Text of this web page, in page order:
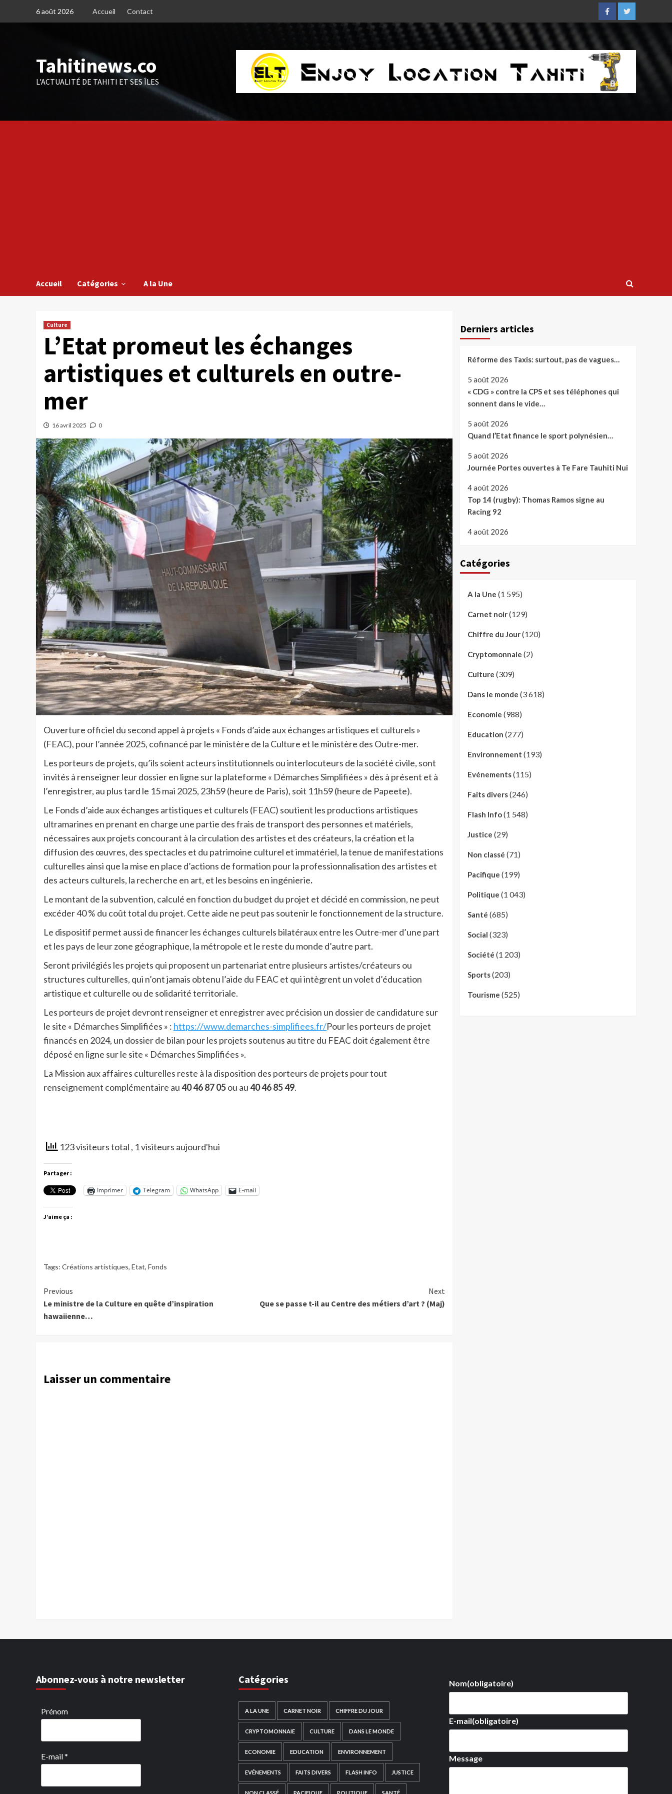
6 août 2026 Accueil Contact
FacebookTwitter
Tahitinews.co
L'ACTUALITÉ DE TAHITI ET SES ÎLES
Accueil Catégories A la Une
Culture
L’Etat promeut les échanges
artistiques et culturels en outre-
mer
16 avril 2025 0
Ouverture officiel du second appel à projets « Fonds d’aide aux échanges artistiques et culturels »
(FEAC), pour l’année 2025, cofinancé par le ministère de la Culture et le ministère des Outre-mer.
Les porteurs de projets, qu’ils soient acteurs institutionnels ou interlocuteurs de la société civile, sont
invités à renseigner leur dossier en ligne sur la plateforme « Démarches Simplifiées » dès à présent et à
l’enregistrer, au plus tard le 15 mai 2025, 23h59 (heure de Paris), soit 11h59 (heure de Papeete).
Le Fonds d’aide aux échanges artistiques et culturels (FEAC) soutient les productions artistiques
ultramarines en prenant en charge une partie des frais de transport des personnes et matériels,
nécessaires aux projets concourant à la circulation des artistes et des créateurs, la création et la
diffusion des œuvres, des spectacles et du patrimoine culturel et immatériel, la tenue de manifestations
culturelles ainsi que la mise en place d’actions de formation pour la professionnalisation des artistes et
des acteurs culturels, la recherche en art, et les besoins en ingénierie.
Le montant de la subvention, calculé en fonction du budget du projet et décidé en commission, ne peut
excéder 40 % du coût total du projet. Cette aide ne peut pas soutenir le fonctionnement de la structure.
Le dispositif permet aussi de financer les échanges culturels bilatéraux entre les Outre-mer d’une part
et les pays de leur zone géographique, la métropole et le reste du monde d’autre part.
Seront privilégiés les projets qui proposent un partenariat entre plusieurs artistes/créateurs ou
structures culturelles, qui n’ont jamais obtenu l’aide du FEAC et qui intègrent un volet d’éducation
artistique et culturelle ou de solidarité territoriale.
Les porteurs de projet devront renseigner et enregistrer avec précision un dossier de candidature sur
le site « Démarches Simplifiées » : https://www.demarches-simplifiees.fr/Pour les porteurs de projet
financés en 2024, un dossier de bilan pour les projets soutenus au titre du FEAC doit également être
déposé en ligne sur le site « Démarches Simplifiées ».
La Mission aux affaires culturelles reste à la disposition des porteurs de projets pour tout
renseignement complémentaire au40 46 87 05ou au40 46 85 49.
123 visiteurs total , 1 visiteurs aujourd'hui
Partager :
Imprimer Telegram WhatsApp E-mail
J’aime ça :
Tags: Créations artistiques, Etat, Fonds
Continue
Reading
Previous
Le ministre de la Culture en quête d’inspiration
hawaiienne…
Next
Que se passe t-il au Centre des métiers d’art ? (Maj)
Laisser un commentaire
Derniers articles
Réforme des Taxis: surtout, pas de vagues…
5 août 2026
« CDG » contre la CPS et ses téléphones qui
sonnent dans le vide…
5 août 2026
Quand l’Etat finance le sport polynésien…
5 août 2026
Journée Portes ouvertes à Te Fare Tauhiti Nui
4 août 2026
Top 14 (rugby): Thomas Ramos signe au
Racing 92
4 août 2026
Catégories
A la Une (1 595)
Carnet noir(129)
Chiffre du Jour(120)
Cryptomonnaie (2)
Culture (309)
Dans le monde (3 618)
Economie (988)
Education (277)
Environnement (193)
Evénements(115)
Faits divers(246)
Flash Info(1 548)
Justice (29)
Non classé (71)
Pacifique (199)
Politique (1 043)
Santé (685)
Social (323)
Société (1 203)
Sports(203)
Tourisme (525)
Abonnez-vous à notre newsletter
Prénom
E-mail*
Catégories
A LA UNE CARNET NOIR CHIFFRE DU JOUR
CRYPTOMONNAIE CULTURE DANS LE MONDE
ECONOMIE EDUCATION ENVIRONNEMENT
EVÉNEMENTS FAITS DIVERS FLASH INFO JUSTICE
NON CLASSÉ PACIFIQUE POLITIQUE SANTÉ
Nom(obligatoire)
E-mail(obligatoire)
Message